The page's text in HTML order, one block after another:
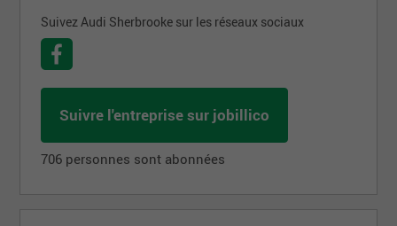
Suivez Audi Sherbrooke sur les réseaux sociaux
Suivre l'entreprise sur jobillico
706 personnes sont abonnées